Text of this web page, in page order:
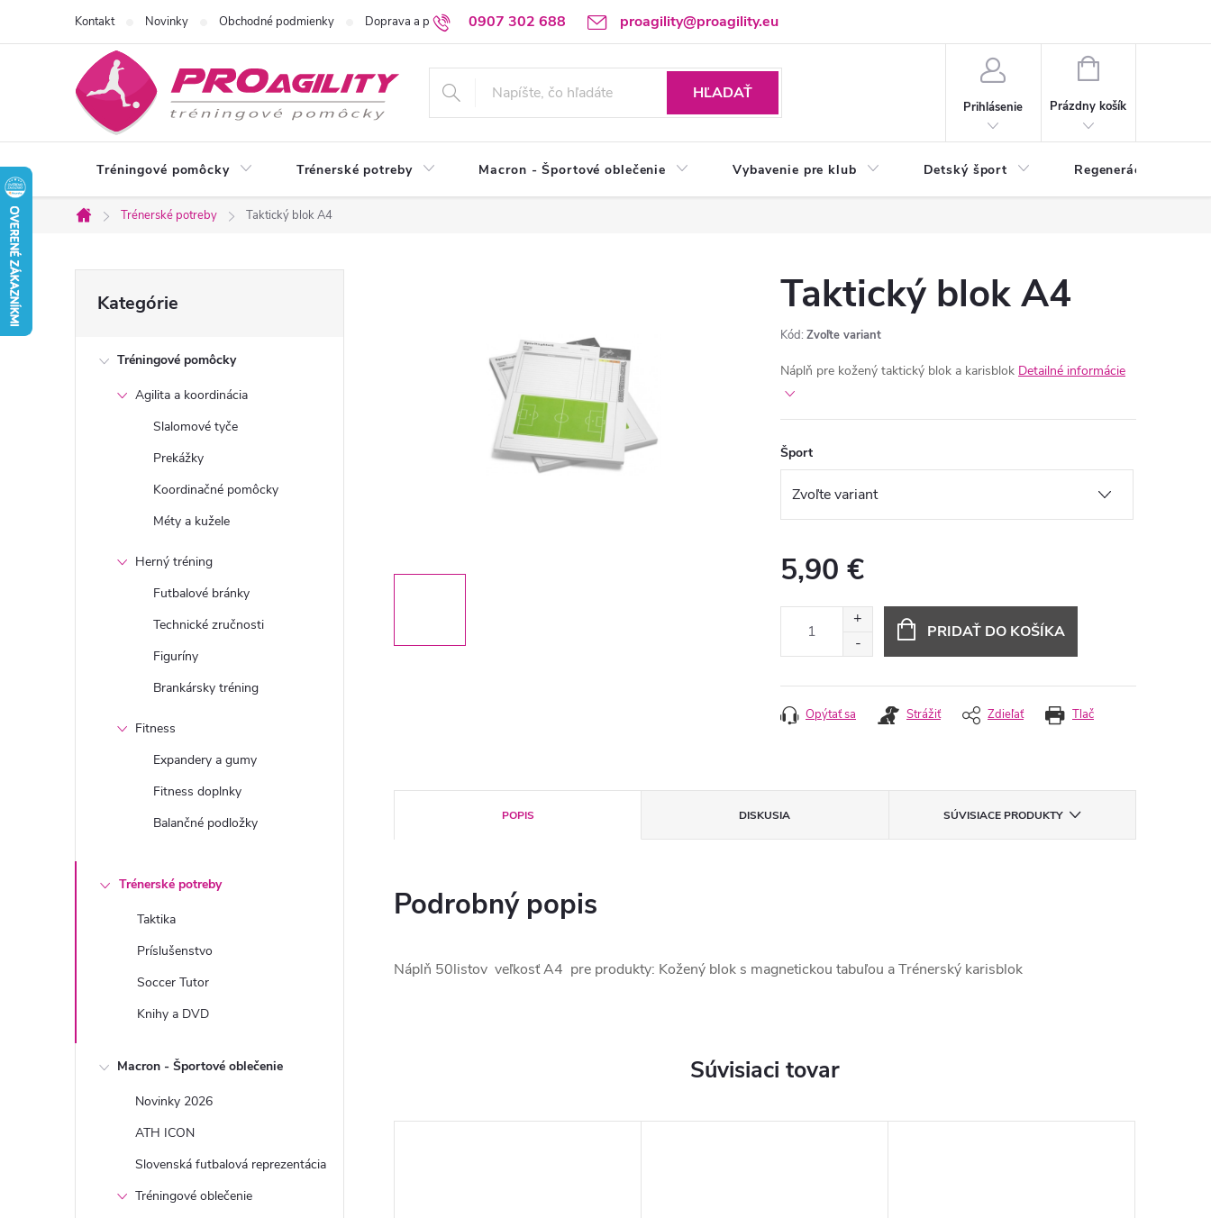
0907 302 688 proagility@proagility.eu
Kontakt Novinky Obchodné podmienky Doprava a platba Ochrana osobných údajov / GDPR Výdajné miesto
HĽADAŤ
Prihlásenie
NÁKUPNÝ
Prázdny košík
Tréningové pomôcky Trénerské potreby Macron - Športové oblečenie Vybavenie pre klub Detský šport Regenerácia
Domov
Trénerské potreby Taktický blok A4
kategórie
Kategórie
Tréningové pomôcky
Agilita a koordinácia
Slalomové tyče
Prekážky
Koordinačné pomôcky
Méty a kužele
Herný tréning
Futbalové bránky
Technické zručnosti
Figuríny
Brankársky tréning
Fitness
Expandery a gumy
Fitness doplnky
Balančné podložky
Trénerské potreby
Taktika
Príslušenstvo
Soccer Tutor
Knihy a DVD
Macron - Športové oblečenie
Novinky 2026
ATH ICON
Slovenská futbalová reprezentácia
Tréningové oblečenie
Taktický blok A4
Kód: Zvoľte variant
Náplň pre kožený taktický blok a karisblok Detailné informácie
Šport
5,90 €
PRIDAŤ DO KOŠÍKA
Tlač
Opýtať sa Strážiť Zdieľať
POPIS DISKUSIA SÚVISIACE PRODUKTY
Podrobný popis
Náplň 50listov veľkosť A4 pre produkty: Kožený blok s magnetickou tabuľou a Trénerský karisblok
Súvisiaci tovar